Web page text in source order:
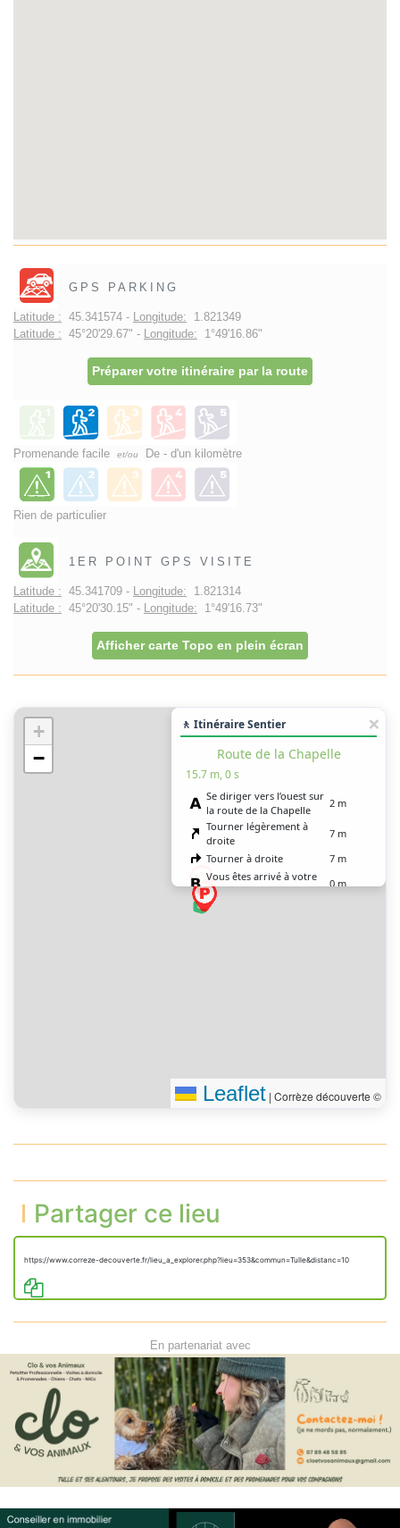
GPS PARKING
Latitude : 45.341574 - Longitude: 1.821349
Latitude : 45°20'29.67" - Longitude: 1°49'16.86"
Préparer votre itinéraire par la route
Promenande facile et/ou De - d'un kilomètre
Rien de particulier
1ER POINT GPS VISITE
Latitude : 45.341709 - Longitude: 1.821314
Latitude : 45°20'30.15" - Longitude: 1°49'16.73"
Afficher carte Topo en plein écran
+
−
🚶 Itinéraire Sentier
Route de la Chapelle
15.7 m, 0 s
Se diriger vers l’ouest sur
la route de la Chapelle
2 m
Tourner légèrement à
droite
7 m
Tourner à droite
7 m
Vous êtes arrivé à votre
destination, droit devant
0 m
Leaflet | Corrèze découverte ©
Partager ce lieu
https://www.correze-decouverte.fr/lieu_a_explorer.php?lieu=353&commun=Tulle&distanc=10
En partenariat avec